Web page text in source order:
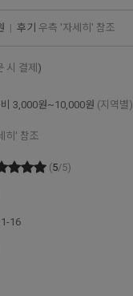
| 후기 우측 '자세히' 참조
시 결제 )
3,000원~10,000원 (지역별)
히' 참조
(5/5)
16